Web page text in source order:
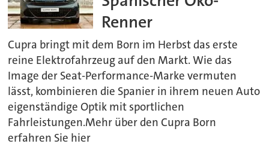
Renner
Cupra bringt mit dem Born im Herbst das erste
reine Elektrofahrzeug auf den Markt. Wie das
Image der Seat-Performance-Marke vermuten
lässt, kombinieren die Spanier in ihrem neuen Auto
eigenständige Optik mit sportlichen
Fahrleistungen.Mehr über den Cupra Born
erfahren Sie hier